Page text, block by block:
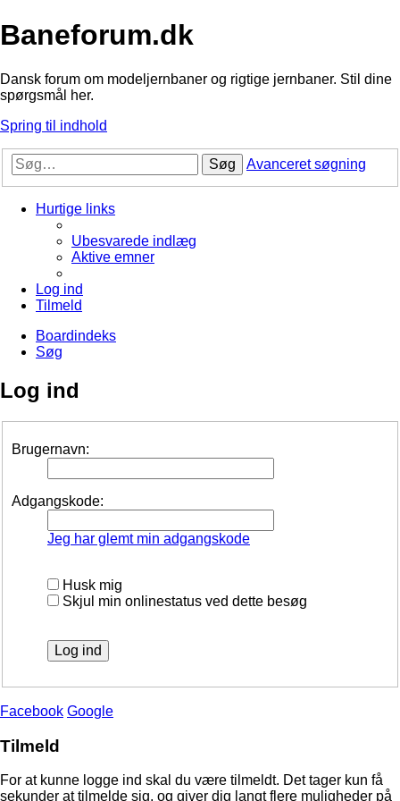
Baneforum.dk
Dansk forum om modeljernbaner og rigtige jernbaner. Stil dine
spørgsmål her.
Spring til indhold
Søg Avanceret søgning
Hurtige links
Ubesvarede indlæg
Aktive emner
Log ind
Tilmeld
Boardindeks
Søg
Log ind
Brugernavn:
Adgangskode:
Jeg har glemt min adgangskode
Husk mig
Skjul min onlinestatus ved dette besøg
Facebook Google
Tilmeld
For at kunne logge ind skal du være tilmeldt. Det tager kun få
sekunder at tilmelde sig, og giver dig langt flere muligheder på